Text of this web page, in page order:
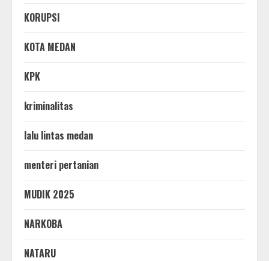
KORUPSI
KOTA MEDAN
KPK
kriminalitas
lalu lintas medan
menteri pertanian
MUDIK 2025
NARKOBA
NATARU